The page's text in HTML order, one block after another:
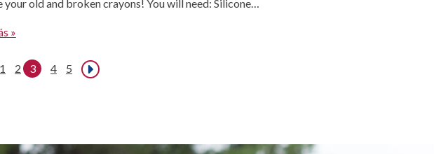
your old and broken crayons! You will need: Silicone
1. Pre-heat oven to 100°C. Next, work on […]
»
1 2 3 4 5